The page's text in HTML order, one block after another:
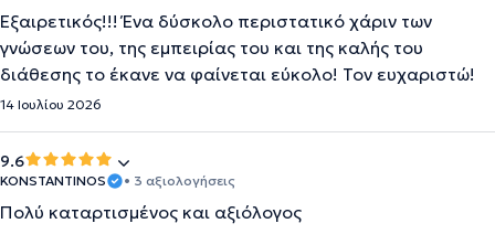
Εξαιρετικός!!! Ένα δύσκολο περιστατικό χάριν των
γνώσεων του, της εμπειρίας του και της καλής του
διάθεσης το έκανε να φαίνεται εύκολο! Τον ευχαριστώ!
14 Ιουλίου 2026
9.6
KONSTANTINOS • 3 αξιολογήσεις
Πολύ καταρτισμένος και αξιόλογος